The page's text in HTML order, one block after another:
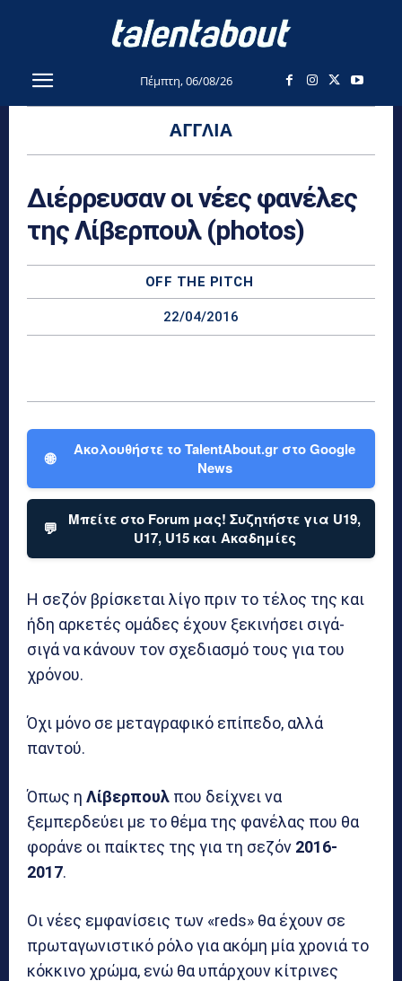
Πέμπτη, 06/08/26
ΑΓΓΛΊΑ
Διέρρευσαν οι νέες φανέλες
της Λίβερπουλ (photos)
OFF THE PITCH
22/04/2016
🌐
Ακολουθήστε το TalentAbout.gr στο Google
News
💬
Μπείτε στο Forum μας! Συζητήστε για U19,
U17, U15 και Ακαδημίες
Η σεζόν βρίσκεται λίγο πριν το τέλος της και
ήδη αρκετές ομάδες έχουν ξεκινήσει σιγά-
σιγά να κάνουν τον σχεδιασμό τους για του
χρόνου.
Όχι μόνο σε μεταγραφικό επίπεδο, αλλά
παντού.
Όπως η Λίβερπουλ που δείχνει να
ξεμπερδεύει με το θέμα της φανέλας που θα
φοράνε οι παίκτες της για τη σεζόν 2016-
2017.
Οι νέες εμφανίσεις των «reds» θα έχουν σε
πρωταγωνιστικό ρόλο για ακόμη μία χρονιά το
κόκκινο χρώμα, ενώ θα υπάρχουν κίτρινες